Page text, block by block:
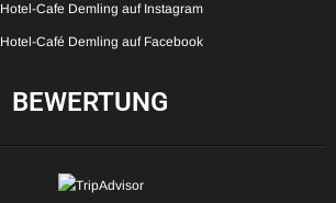
Hotel-Cafe Demling auf Instagram
Hotel-Café Demling auf Facebook
BEWERTUNG